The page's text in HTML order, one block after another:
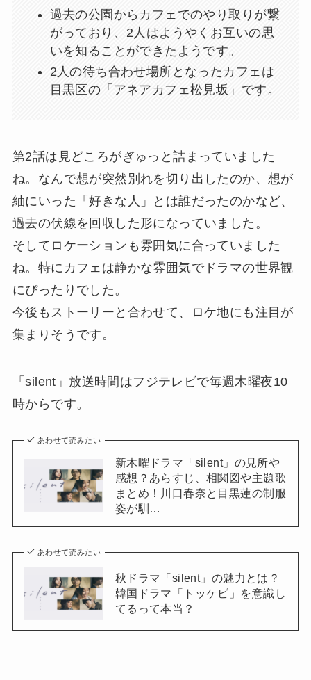
過去の公園からカフェでのやり取りが繋
がっており、2人はようやくお互いの思
いを知ることができたようです。
2人の待ち合わせ場所となったカフェは
目黒区の「アネアカフェ松見坂」です。
第2話は見どころがぎゅっと詰まっていました
ね。なんで想が突然別れを切り出したのか、想が
紬にいった「好きな人」とは誰だったのかなど、
過去の伏線を回収した形になっていました。
そしてロケーションも雰囲気に合っていました
ね。特にカフェは静かな雰囲気でドラマの世界観
にぴったりでした。
今後もストーリーと合わせて、ロケ地にも注目が
集まりそうです。
「silent」放送時間はフジテレビで毎週木曜夜10
時からです。
あわせて読みたい
新木曜ドラマ「silent」の見所や
感想？あらすじ、相関図や主題歌
まとめ！川口春奈と目黒蓮の制服
姿が馴…
あわせて読みたい
秋ドラマ「silent」の魅力とは？
韓国ドラマ「トッケビ」を意識し
てるって本当？